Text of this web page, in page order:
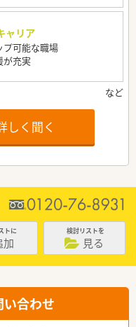
ャリア
プ可能な職場
が充実
しく聞く
トに
加
検討リストを
見る
合わせ